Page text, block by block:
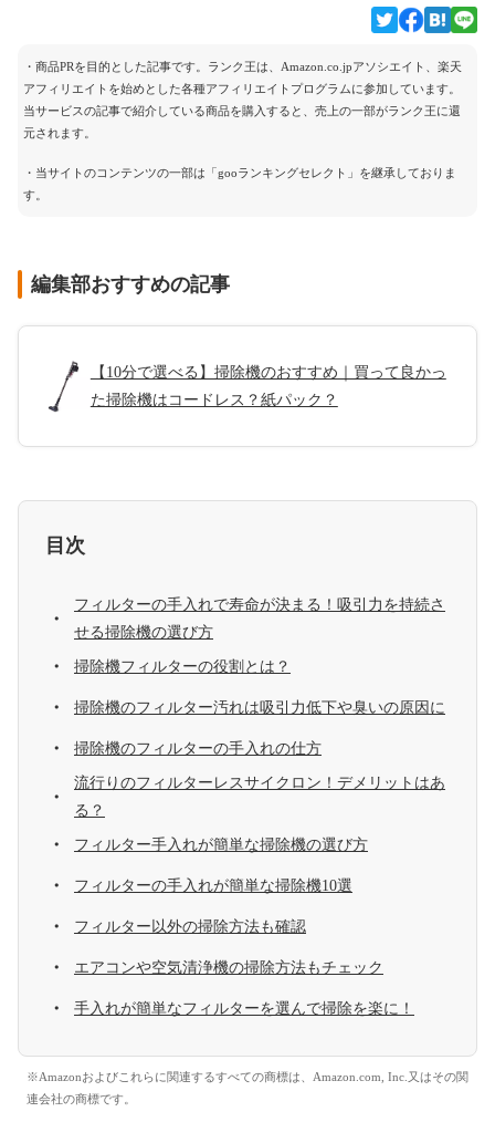
・商品PRを目的とした記事です。ランク王は、Amazon.co.jpアソシエイト、楽天
アフィリエイトを始めとした各種アフィリエイトプログラムに参加しています。
当サービスの記事で紹介している商品を購入すると、売上の一部がランク王に還
元されます。
・当サイトのコンテンツの一部は「gooランキングセレクト」を継承しておりま
す。
編集部おすすめの記事
【10分で選べる】掃除機のおすすめ｜買って良かっ
た掃除機はコードレス？紙パック？
目次
フィルターの手入れで寿命が決まる！吸引力を持続さ
せる掃除機の選び方
掃除機フィルターの役割とは？
掃除機のフィルター汚れは吸引力低下や臭いの原因に
掃除機のフィルターの手入れの仕方
流行りのフィルターレスサイクロン！デメリットはあ
る？
フィルター手入れが簡単な掃除機の選び方
フィルターの手入れが簡単な掃除機10選
フィルター以外の掃除方法も確認
エアコンや空気清浄機の掃除方法もチェック
手入れが簡単なフィルターを選んで掃除を楽に！
※Amazonおよびこれらに関連するすべての商標は、Amazon.com, Inc.又はその関
連会社の商標です。